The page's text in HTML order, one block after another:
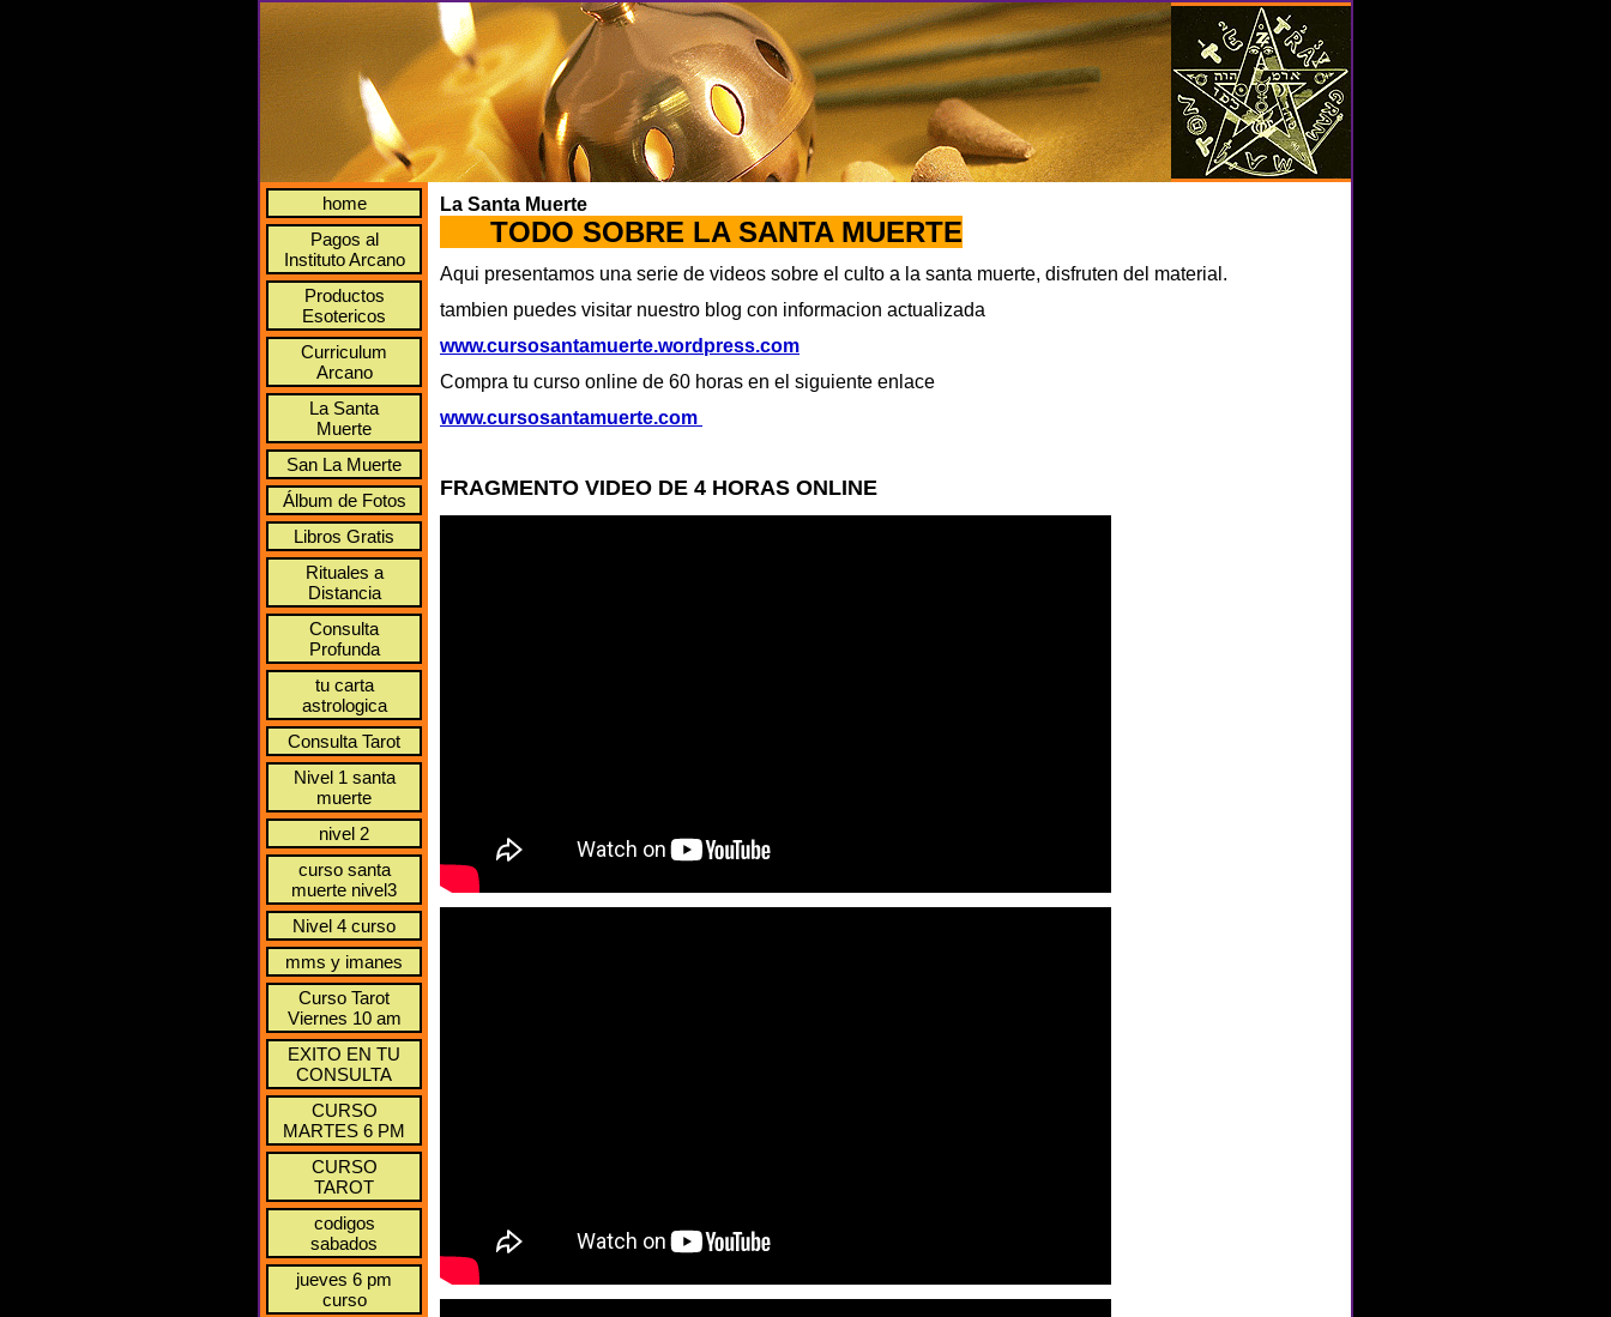
home
Pagos al
Instituto Arcano
Productos
Esotericos
Curriculum
Arcano
La Santa
Muerte
San La Muerte
Álbum de Fotos
Libros Gratis
Rituales a
Distancia
Consulta
Profunda
tu carta
astrologica
Consulta Tarot
Nivel 1 santa
muerte
nivel 2
curso santa
muerte nivel3
Nivel 4 curso
mms y imanes
Curso Tarot
Viernes 10 am
EXITO EN TU
CONSULTA
CURSO
MARTES 6 PM
CURSO
TAROT
codigos
sabados
jueves 6 pm
curso
La Santa Muerte
TODO SOBRE LA SANTA MUERTE
Aqui presentamos una serie de videos sobre el culto a la santa muerte, disfruten del material.
tambien puedes visitar nuestro blog con informacion actualizada
www.cursosantamuerte.wordpress.com
Compra tu curso online de 60 horas en el siguiente enlace
www.cursosantamuerte.com
FRAGMENTO VIDEO DE 4 HORAS ONLINE